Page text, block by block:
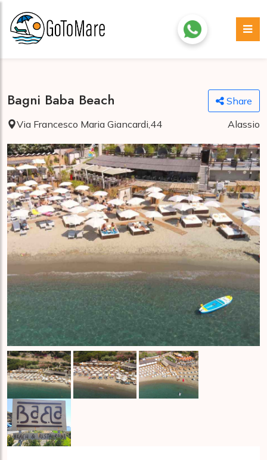
Bagni Baba Beach
Share
Via Francesco Maria Giancardi,44
Alassio